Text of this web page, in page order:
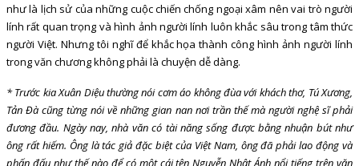
như là lịch sử của những cuộc chiến chống ngoại xâm nên vai trò người
lính rất quan trọng và hình ảnh người lính luôn khắc sâu trong tâm thức
người Việt. Nhưng tôi nghĩ để khắc họa thành công hình ảnh người lính
trong văn chương không phải là chuyện dễ dàng.
* Trước kia Xuân Diệu thường nói cơm áo không đùa với khách thơ, Tú Xương,
Tản Đà cũng từng nói về những gian nan nơi trần thế mà người nghệ sĩ phải
đương đầu. Ngày nay, nhà văn có tài năng sống được bằng nhuận bút như
ông rất hiếm. Ông là tác giả đặc biệt của Việt Nam, ông đã phải lao động và
phấn đấu như thế nào để có một cái tên Nguyễn Nhật Ánh nổi tiếng trên văn